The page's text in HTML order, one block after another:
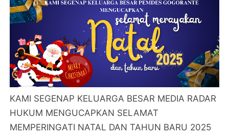
KAMI SEGENAP KELUARGA BESAR MEDIA RADAR
HUKUM MENGUCAPKAN SELAMAT
MEMPERINGATI NATAL DAN TAHUN BARU 2025